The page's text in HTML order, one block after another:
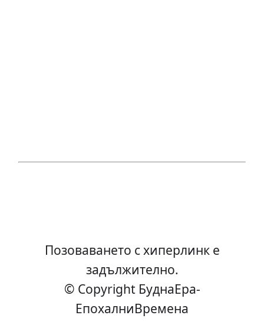
Позоваването с хиперлинк е
задължително.
© Copyright БуднаEра-
ЕпохалниВремена